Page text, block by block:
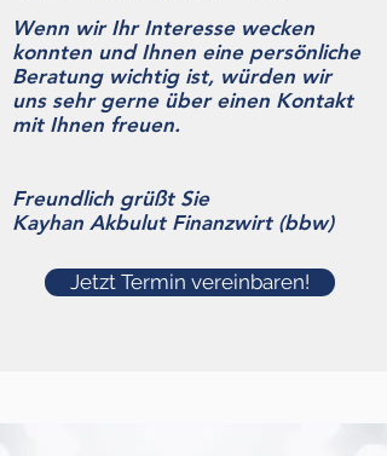
Wenn wir Ihr Interesse wecken
konnten und Ihnen eine persönliche
Beratung wichtig ist, würden wir
uns sehr gerne über einen Kontakt
mit Ihnen freuen.
Freundlich grüßt Sie
Kayhan Akbulut Finanzwirt (bbw)
Jetzt Termin vereinbaren!